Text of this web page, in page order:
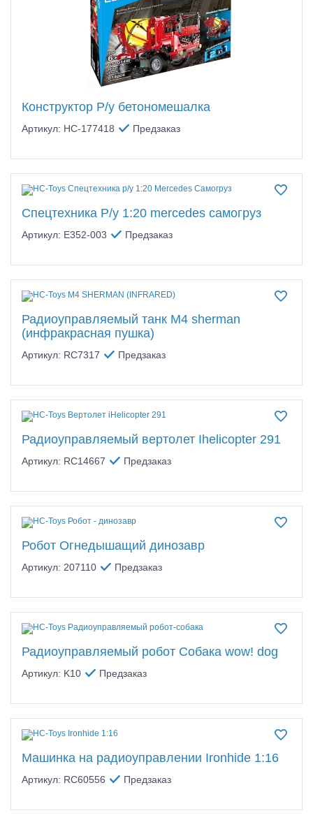
Конструктор Р/у бетономешалка
Артикул: HC-177418 Предзаказ
Спецтехника Р/у 1:20 mercedes самогруз
Артикул: E352-003 Предзаказ
Радиоуправляемый танк M4 sherman
(инфракрасная пушка)
Артикул: RC7317 Предзаказ
Радиоуправляемый вертолет Ihelicopter 291
Артикул: RC14667 Предзаказ
Робот Огнедышащий динозавр
Артикул: 207110 Предзаказ
Радиоуправляемый робот Собака wow! dog
Артикул: K10 Предзаказ
Машинка на радиоуправлении Ironhide 1:16
Артикул: RC60556 Предзаказ